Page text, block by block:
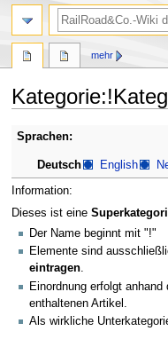
Kategorie:
Zur
springen
Zur
springen
Sprachen:
Deutsch English
Information:
Dieses ist eine
Der Name beginnt mit "!"
Elemente sind
eintragen.
Einordnung erfolgt
enthaltenen Artikel.
Als wirkliche
mehr
Suche